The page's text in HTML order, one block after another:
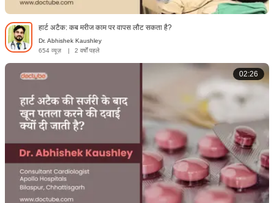
हार्ट अटैक: कब मरीज काम पर वापस लौट सकता है?
Dr. Abhishek Kaushley
654 व्यूज़
| 2 वर्षों पहले
02:26